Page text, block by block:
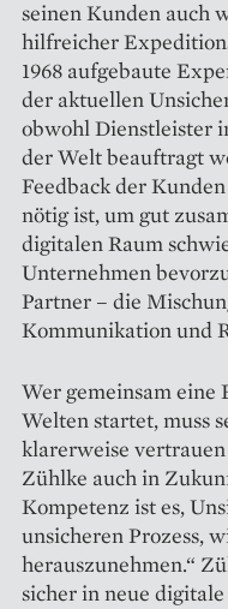
seinen Kunden auch
hilfreicher
1968 aufgebaute
der aktuellen
obwohl Dienstleister
der Welt beauftragt
Feedback der
nötig ist, um gut
digitalen Raum
Unternehmen
Partner – die
Kommunikation und
Wer gemeinsam
Welten startet, muss
klarerweise
Zühlke auch in
Kompetenz ist es,
unsicheren Prozess,
herauszunehmen.“
sicher in neue